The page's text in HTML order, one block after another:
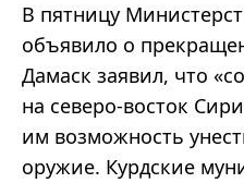
В пятницу
объявило о
Дамаск заявил, что
на северо-восток
им возможность
оружие. Курдские